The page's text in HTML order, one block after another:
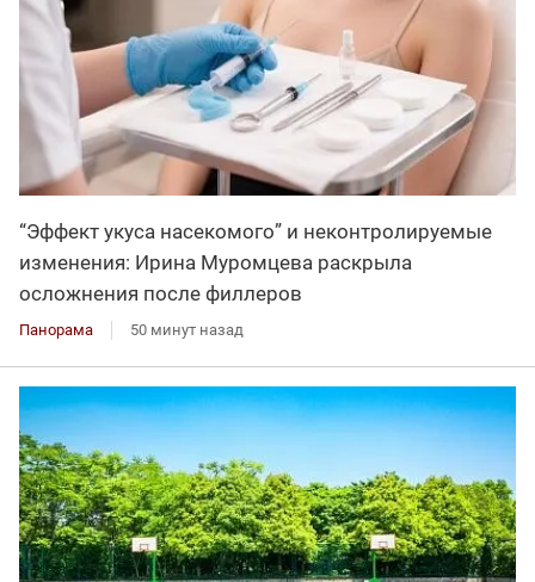
“Эффект укуса насекомого” и неконтролируемые
изменения: Ирина Муромцева раскрыла
осложнения после филлеров
Панорама 50 минут назад